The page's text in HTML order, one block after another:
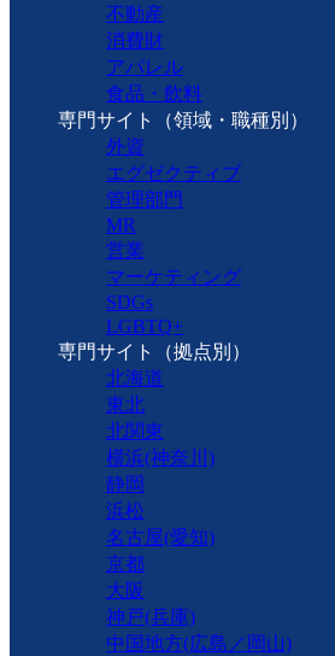
不動産
消費財
アパレル
食品・飲料
専門サイト（領域・職種別）
外資
エグゼクティブ
管理部門
MR
営業
マーケティング
SDGs
LGBTQ+
専門サイト（拠点別）
北海道
東北
北関東
横浜(神奈川)
静岡
浜松
名古屋(愛知)
京都
大阪
神戸(兵庫)
中国地方(広島／岡山)